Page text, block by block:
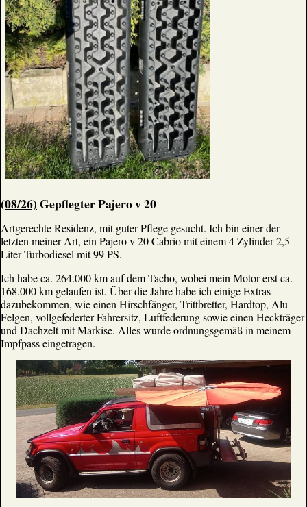
(08/26)Gepflegter Pajero v 20
Artgerechte Residenz, mit guter Pflege gesucht. Ich bin einer der
letzten meiner Art, ein Pajero v 20 Cabrio mit einem 4 Zylinder 2,5
Liter Turbodiesel mit 99 PS.
Ich habe ca. 264.000 km auf dem Tacho, wobei mein Motor erst ca.
168.000 km gelaufen ist. Über die Jahre habe ich einige Extras
dazubekommen, wie einen Hirschfänger, Trittbretter, Hardtop, Alu-
Felgen, vollgefederter Fahrersitz, Luftfederung sowie einen Heckträger
und Dachzelt mit Markise. Alles wurde ordnungsgemäß in meinem
Impfpass eingetragen.